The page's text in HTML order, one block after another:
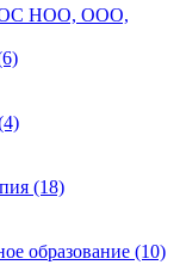
НОО, ООО,
(18)
образование (10)